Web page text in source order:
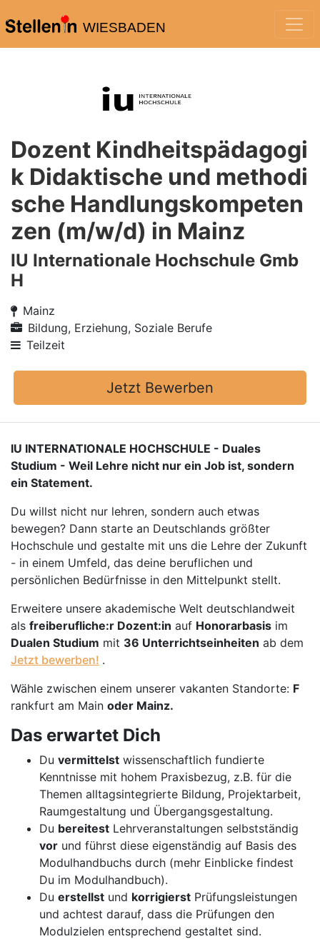
WIESBADEN
Dozent Kindheitspädagogi
k Didaktische und methodi
sche Handlungskompeten
zen (m/w/d) in Mainz
IU Internationale Hochschule Gmb
H
Mainz
Bildung, Erziehung, Soziale Berufe
Teilzeit
Jetzt Bewerben
IU INTERNATIONALE HOCHSCHULE - Duales
Studium - Weil Lehre nicht nur ein Job ist, sondern
ein Statement.
Du willst nicht nur lehren, sondern auch etwas
bewegen? Dann starte an Deutschlands größter
Hochschule und gestalte mit uns die Lehre der Zukunft
- in einem Umfeld, das deine beruflichen und
persönlichen Bedürfnisse in den Mittelpunkt stellt.
Erweitere unsere akademische Welt deutschlandweit
als freiberufliche:r Dozent:in auf Honorarbasis im
Dualen Studium mit 36 Unterrichtseinheiten ab dem
Jetzt bewerben! .
Wähle zwischen einem unserer vakanten Standorte: F
rankfurt am Main oder Mainz.
Das erwartet Dich
Du vermittelst wissenschaftlich fundierte
Kenntnisse mit hohem Praxisbezug, z.B. für die
Themen alltagsintegrierte Bildung, Projektarbeit,
Raumgestaltung und Übergangsgestaltung.
Du bereitest Lehrveranstaltungen selbstständig
vor und führst diese eigenständig auf Basis des
Modulhandbuchs durch (mehr Einblicke findest
Du im Modulhandbuch).
Du erstellst und korrigierst Prüfungsleistungen
und achtest darauf, dass die Prüfungen den
Modulzielen entsprechend gestaltet sind.